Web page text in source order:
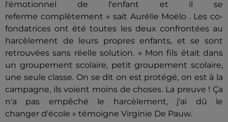
l'émotionnel de l'enfant et il se
referme complètement » sait Aurélie Moëlo . Les co-
fondatrices ont été toutes les deux confrontées au
harcèlement de leurs propres enfants, et se sont
retrouvées sans réelle solution. « Mon fils était dans
un groupement scolaire, petit groupement scolaire,
une seule classe. On se dit on est protégé, on est à la
campagne, ils voient moins de choses. La preuve ! Ça
n'a pas empêché le harcèlement, j'ai dû le
changer d'école » témoigne Virginie De Pauw.